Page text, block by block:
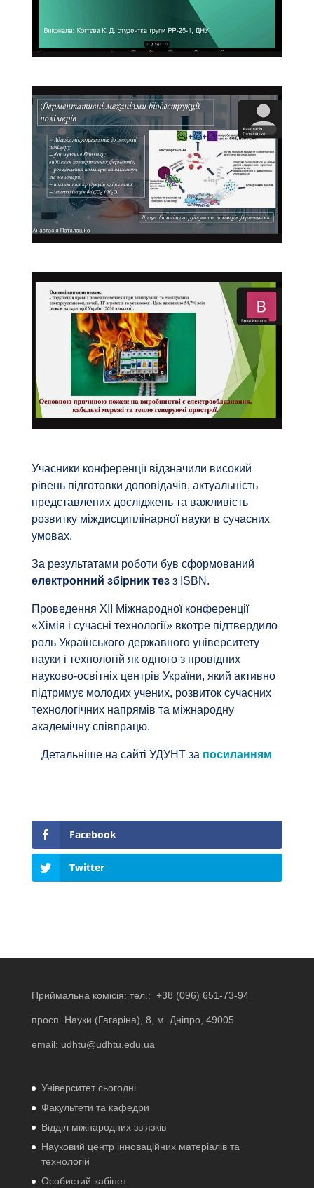
Учасники конференції відзначили високий
рівень підготовки доповідачів, актуальність
представлених досліджень та важливість
розвитку міждисциплінарної науки в сучасних
умовах.
За результатами роботи був сформований
електронний збірник тезз ISBN.
Проведення ХІІ Міжнародної конференції
«Хімія і сучасні технології» вкотре підтвердило
роль Українського державного університету
науки і технологій як одного з провідних
науково-освітніх центрів України, який активно
підтримує молодих учених, розвиток сучасних
технологічних напрямів та міжнародну
академічну співпрацю.
Детальніше на сайті УДУНТ за посиланням
Facebook
Twitter
Приймальна комісія: тел.: +38 (096) 651-73-94
просп. Науки (Гагаріна), 8, м. Дніпро, 49005
email: udhtu@udhtu.edu.ua
Університет сьогодні
Факультети та кафедри
Відділ міжнародних зв’язків
Науковий центр інноваційних матеріалів та
технологій
Особистий кабінет